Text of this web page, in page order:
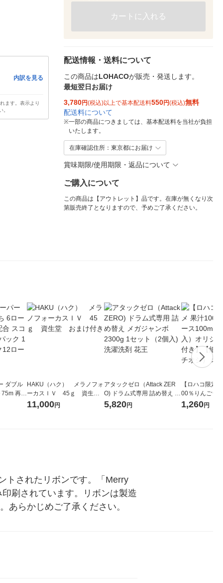
内訳を見る
ます。表示より
。
カートに入れる
配送情報・送料について
この商品はLOHACOが販売・発送します。
最短翌日お届け
3,780円(税込)以上で基本配送料550円(税込)無料
配送料について
※一部の商品につきましては、基本配送料を当社が負担
いたします。
在庫確認住所：東京都にお届け
賞味期限/使用期限・返品について
ご購入について
この商品は【アウトレット】品です。在庫が無くなり次
第販売終了となりますので、予めご了承ください。
ダブル
ラワー
HAKU（ハク） メラノフォ
ーカスＩＶ 45ｇ 資生
堂 おまけ付き
11,000円
アタックゼロ（Attack ZER
O) ドラム式専用 詰め替え メ
ガジャンボ 2300g 1セット
5,820円
【ロハコ限定
00％りんごジ
箱（18本入）
1,260円
トされたリボンです。「Merry
刷されています。リボンは製造
あらかじめご了承ください。